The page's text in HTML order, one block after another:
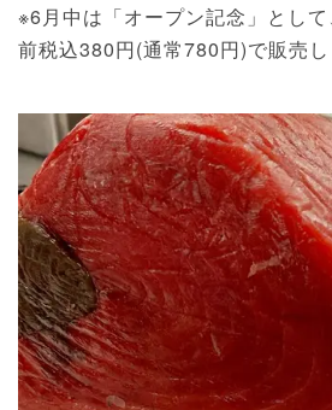
※6月中は「オープン記念」とし
前税込380円(通常780円)で販売し